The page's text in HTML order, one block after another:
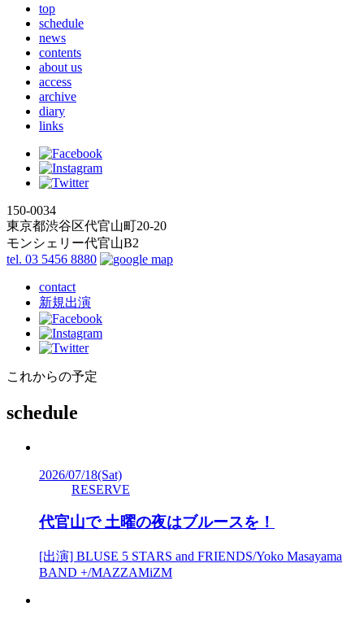
top
schedule
news
contents
about us
access
archive
diary
links
150-0034
東京都渋谷区代官山町20-20
モンシェリー代官山B2
tel. 03 5456 8880
contact
新規出演
これからの予定
schedule
2026/07/18(Sat)
RESERVE
代官山で 土曜の夜はブルースを！
[出演] BLUSE 5 STARS and FRIENDS/Yoko Masayama
BAND +/MAZZAMiZM